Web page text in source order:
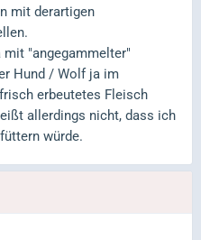
mit derartigen
"angegammelter"
Hund / Wolf ja im
erbeutetes Fleisch
allerdings nicht, dass ich
würde.